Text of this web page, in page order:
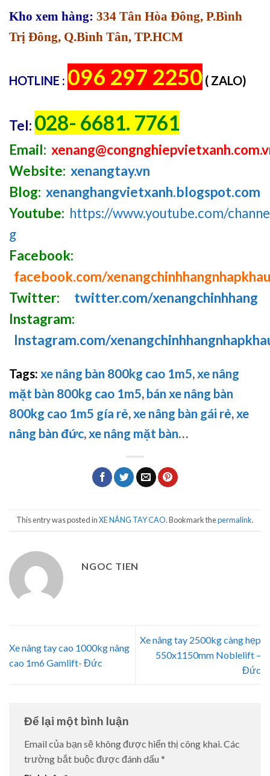
Kho xem hàng: 334 Tân Hòa Đông, P.Bình
Trị Đông, Q.Bình Tân, TP.HCM
HOTLINE : 096 297 2250 ( ZALO)
Tel: 028- 6681. 7761
Email:
Website: xenangtay.vn
Blog: xenanghangvietxanh.blogspot.com
Youtube: https://www.youtube.com/
g
Facebook:
facebook.com/xenangchinhhangnhapkhau
Twitter:
twitter.com/xenangchinhhang
Instagram:
Instagram.com/
Tags: xe nâng bàn 800kg cao 1m5,xe nâng
mặt bàn 800kg cao 1m5, bán xe nâng bàn
800kg cao 1m5 gía rẻ,xe nâng bàn gái rẻ,xe
nâng bàn đức,xe nâng mặt bàn…
This entry was posted inXE NÂNG TAY CAO. Bookmark thepermalink.
NGOC TIEN
Xe nâng tay cao 1000kg nâng
cao 1m6 Gamlift- Đức
Xe nâng tay 2500kg càng hẹp
550x1150mm Noblelift –
Đức
Để lại một bình luận
Email của bạn sẽ không được hiển thị công khai.Các
trường bắt buộc được đánh dấu *